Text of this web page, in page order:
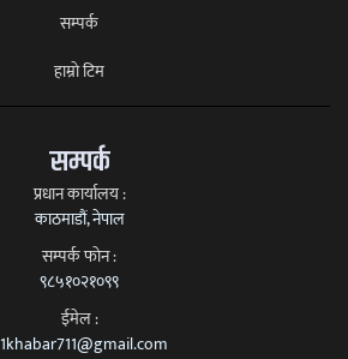
सम्पर्क
हाम्राे टिम
सम्पर्क
प्रधान कार्यालय :
काठमाडौं, नेपाल
सम्पर्क फाेन :
९८५१०२१०९९
ईमेल :